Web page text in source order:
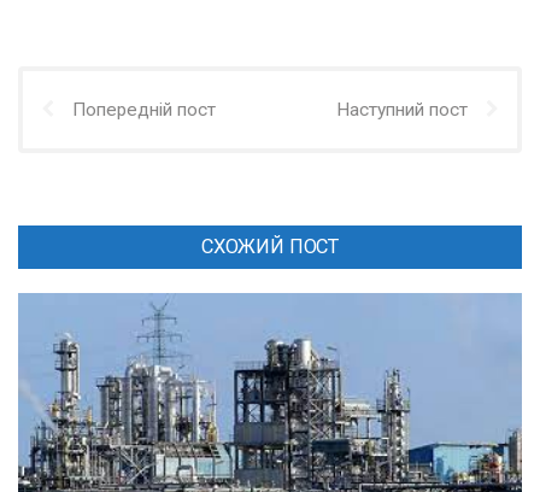
Попередній пост Наступний пост
СХОЖИЙ ПОСТ